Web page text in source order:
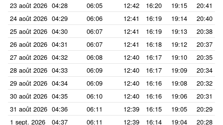
23 août 2026 04:28 06:05 12:42 16:20 19:15
20:41
24 août 2026 04:29 06:06 12:41 16:19 19:14
20:40
25 août 2026 04:30 06:07 12:41 16:19 19:13
20:38
26 août 2026 04:31 06:07 12:41 16:18 19:12
20:37
27 août 2026 04:32 06:08 12:40 16:17 19:10
20:35
28 août 2026 04:33 06:09 12:40 16:17 19:09
20:34
29 août 2026 04:34 06:09 12:40 16:16 19:08
20:32
30 août 2026 04:35 06:10 12:40 16:16 19:06
20:31
31 août 2026 04:36 06:11 12:39 16:15 19:05
20:29
1 sept. 2026
04:37 06:11 12:39 16:14 19:04
20:28